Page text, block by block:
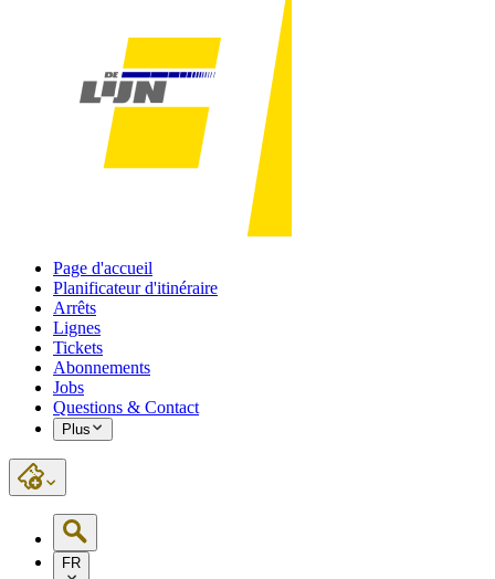
Page d'accueil
Planificateur d'itinéraire
Arrêts
Lignes
Tickets
Abonnements
Jobs
Questions & Contact
Plus
FR